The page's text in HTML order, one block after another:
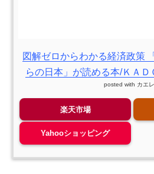
図解ゼロからわかる経済政策
らの日本」が読める本/ＫＡＤ
posted with カエ
楽天市場
Yahooショッピング